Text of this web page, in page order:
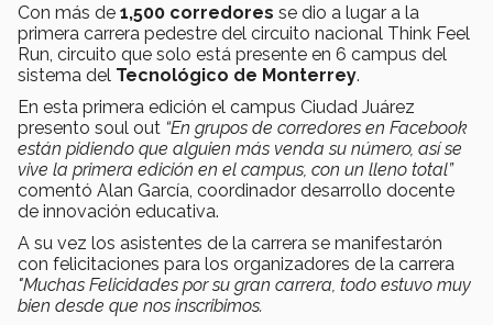
Con más de 1,500 corredores se dio a lugar a la
primera carrera pedestre del circuito nacional Think Feel
Run, circuito que solo está presente en 6 campus del
sistema del Tecnológico de Monterrey.
En esta primera edición el campus Ciudad Juárez
presento soul out “En grupos de corredores en Facebook
están pidiendo que alguien más venda su número, así se
vive la primera edición en el campus, con un lleno total”
comentó Alan García, coordinador desarrollo docente
de innovación educativa.
A su vez los asistentes de la carrera se manifestarón
con felicitaciones para los organizadores de la carrera
"Muchas Felicidades por su gran carrera, todo estuvo muy
bien desde que nos inscribimos.